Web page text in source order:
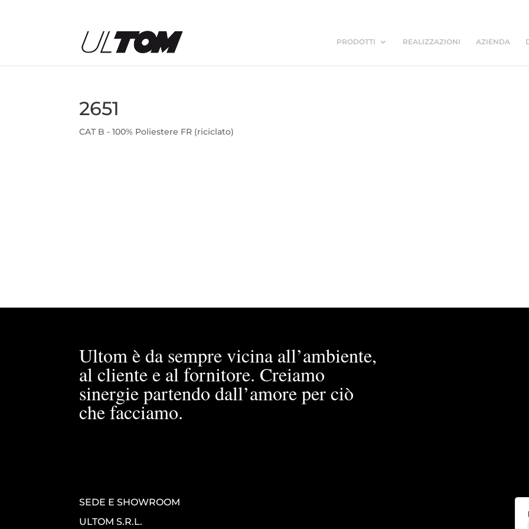
PRODOTTI REALIZZAZIONI AZIENDA
2651
CAT B - 100% Poliestere FR (riciclato)
Ultom è da sempre vicina all’ambiente,
al cliente e al fornitore. Creiamo
sinergie partendo dall’amore per ciò
che facciamo.
SEDE E SHOWROOM
ULTOM S.R.L.